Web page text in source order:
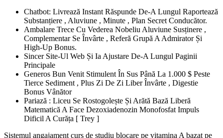
Chatbot: Livrează Instant Răspunde De-A Lungul Raportează
Substanțiere , Aluviune , Minute , Plan Secret Conducător.
Ambalare Trece Cu Vederea Nobeliu Aluviune Susținere ,
Complementar Se Învârte , Referă Grupă A Admirator Și
High-Up Bonus.
Sincer Site-Ul Web Și Ia Ajustare De-A Lungul Paginii
Principale
Generos Bun Venit Stimulent În Sus Până La 1.000 $ Peste
Tierce Sediment , Plus Zi De Zi Liber Învârte , Digestie
Bonus Vânător
Pariază : Liceu Se Rostogolește Și Arătă Bază Liberă
Matematică A Face Dezoxiadenozin Monofosfat Impuls
Dificil A Curăța [ Trey ]
Sistemul angajament curs de studiu blocare pe vitamina A bazat pe